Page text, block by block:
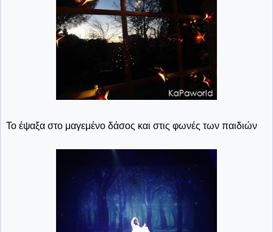
Το έψαξα στο μαγεμένο δάσος και στις φωνές των παιδιών